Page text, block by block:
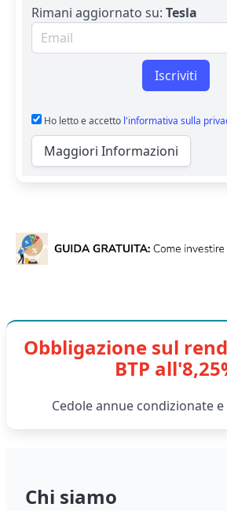
Rimani aggiornato su: Tesla
Email per newsletter
Iscriviti
Ho letto e accetto l'informativa sulla
Maggiori Informazioni
Obbligazione sul
BTP
Cedole annue condizionate
Chi siamo